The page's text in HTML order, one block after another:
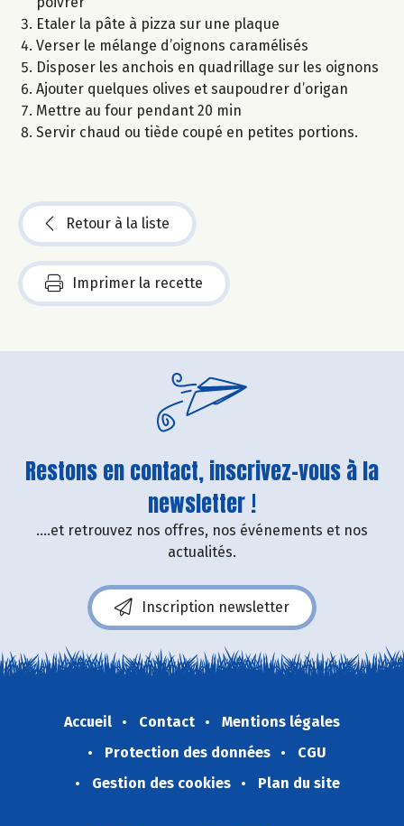
Etaler la pâte à pizza sur une plaque
Verser le mélange d’oignons caramélisés
Disposer les anchois en quadrillage sur les oignons
Ajouter quelques olives et saupoudrer d’origan
Mettre au four pendant 20 min
Servir chaud ou tiède coupé en petites portions.
Retour à la liste
Imprimer la recette
Restons en contact, inscrivez-vous à la
newsletter !
....et retrouvez nos offres, nos événements et nos
actualités.
Inscription newsletter
Accueil Contact
Mentions légales
Protection des données
CGU
Gestion des cookies
Plan du site